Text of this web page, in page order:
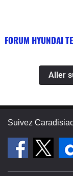
FORUM HYUNDAI
Aller
Suivez